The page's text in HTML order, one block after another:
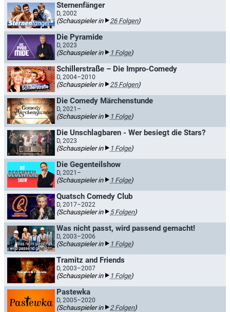
Sternenfänger
D, 2002
(Schauspieler in 26 Folgen)
Die Pyramide
D, 2023
(Schauspieler in 1 Folge)
Schillerstraße – Die Impro-Comedy
D, 2004–2010
(Schauspieler in 25 Folgen)
Die Comedy Märchenstunde
D, 2021–
(Schauspieler in 1 Folge)
Die Unschlagbaren - Wer besiegt die Stars?
D, 2023
(Schauspieler in 1 Folge)
Die Gegenteilshow
D, 2021–
(Schauspieler in 1 Folge)
Quatsch Comedy Club
D, 2017–2022
(Schauspieler in 5 Folgen)
Was nicht passt, wird passend gemacht!
D, 2003–2006
(Schauspieler in 1 Folge)
Tramitz and Friends
D, 2003–2007
(Schauspieler in 1 Folge)
Pastewka
D, 2005–2020
(Schauspieler in 2 Folgen)